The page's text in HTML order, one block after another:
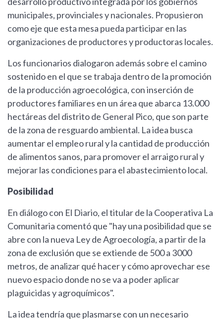
municipales, provinciales y nacionales. Propusieron
como eje que esta mesa pueda participar en las
organizaciones de productores y productoras locales.
Los funcionarios dialogaron además sobre el camino
sostenido en el que se trabaja dentro de la promoción
de la producción agroecológica, con inserción de
productores familiares en un área que abarca 13.000
hectáreas del distrito de General Pico, que son parte
de la zona de resguardo ambiental. La idea busca
aumentar el empleo rural y la cantidad de producción
de alimentos sanos, para promover el arraigo rural y
mejorar las condiciones para el abastecimiento local.
Posibilidad
En diálogo con El Diario, el titular de la Cooperativa La
Comunitaria comentó que "hay una posibilidad que se
abre con la nueva Ley de Agroecología, a partir de la
zona de exclusión que se extiende de 500 a 3000
metros, de analizar qué hacer y cómo aprovechar ese
nuevo espacio donde no se va a poder aplicar
plaguicidas y agroquímicos".
La idea tendría que plasmarse con un necesario